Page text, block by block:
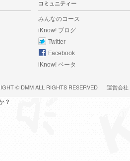
コミュニティー
みんなのコース
iKnow! ブログ
Twitter
Facebook
iKnow! ベータ
© DMMALL RIGHTS RESERVED 運営会社
？